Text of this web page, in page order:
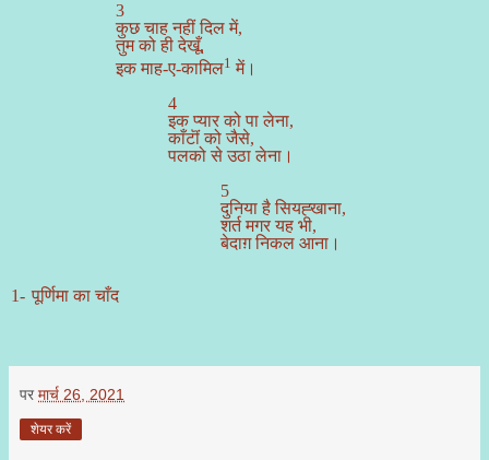
3
कुछ चाह नहीं दिल में,
तुम को ही देखूँ,
इक माह-ए-कामिल1 में।
4
इक प्यार को पा लेना,
काँटॊं को जैसे,
पलको से उठा लेना।
5
दुनिया है सियह्खाना,
शर्त मगर यह भी,
बेदाग़ निकल आना।
1- पूर्णिमा का चाँद
पर मार्च 26, 2021
शेयर करें